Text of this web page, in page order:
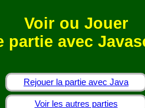
Voir ou Jouer
partie avec
Rejouer la partie avec Java
Voir les autres parties